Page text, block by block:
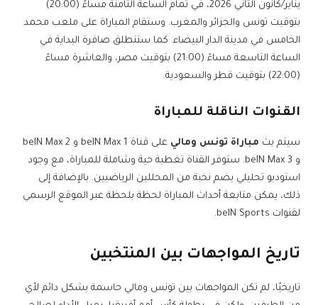
يناير/كانون الثاني 2026، في تمام الساعة الثامنة مساءً (20:00)
بتوقيت تونس والجزائر والمغرب. وستقام المباراة على ملعب محمد
الخامس في مدينة الدار البيضاء. كما ستنطلق صافرة البداية في
الساعة التاسعة مساءً (21:00) بتوقيت مصر، والعاشرة مساءً
(22:00) بتوقيت قطر والسعودية.
القنوات الناقلة للمباراة
سيتم بث مباراة تونس ومالي
على قناة beIN Max 1 و beIN Max 2
و beIN Max 3. ستوفر القناة تغطية حية وشاملة للمباراة، مع وجود
استوديو تحليلي يضم نخبة من المحللين الرياضيين. بالإضافة إلى
ذلك، يمكن متابعة أحداث المباراة لحظة بلحظة عبر الموقع الرسمي
لقنوات beIN Sports.
تاريخ المواجهات بين المنتخبين
تاريخيًا، لم تكن المواجهات بين تونس ومالي حاسمة بشكل دائم لأي